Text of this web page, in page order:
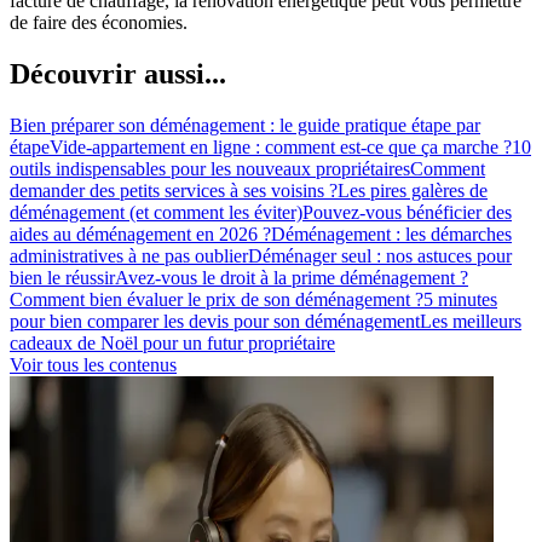
de faire des économies.
Découvrir aussi...
Bien préparer son déménagement : le guide pratique étape par
étapeVide-appartement en ligne : comment est-ce que ça marche ?10
outils indispensables pour les nouveaux propriétairesComment
demander des petits services à ses voisins ?Les pires galères de
déménagement (et comment les éviter)Pouvez-vous bénéficier des
aides au déménagement en 2026 ?Déménagement : les démarches
administratives à ne pas oublierDéménager seul : nos astuces pour
bien le réussirAvez-vous le droit à la prime déménagement ?
Comment bien évaluer le prix de son déménagement ?5 minutes
pour bien comparer les devis pour son déménagementLes meilleurs
cadeaux de Noël pour un futur propriétaire
Voir tous les contenus